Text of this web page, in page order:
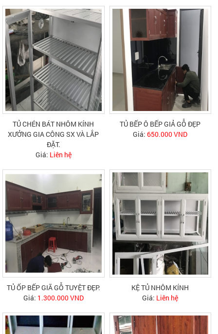
TỦ CHÉN BÁT NHÔM KÍNH
XƯỞNG GIA CÔNG SX VÀ LẮP
ĐẶT.
Giá: Liên hệ
TỦ BẾP Ô BẾP GIẢ GỖ ĐẸP
Giá:650.000 VND
TỦ ỐP BẾP GIÃ GỖ TUYỆT ĐẸP.
Giá: 1.300.000 VND
KỆ TỦ NHÔM KÍNH
Giá: Liên hệ